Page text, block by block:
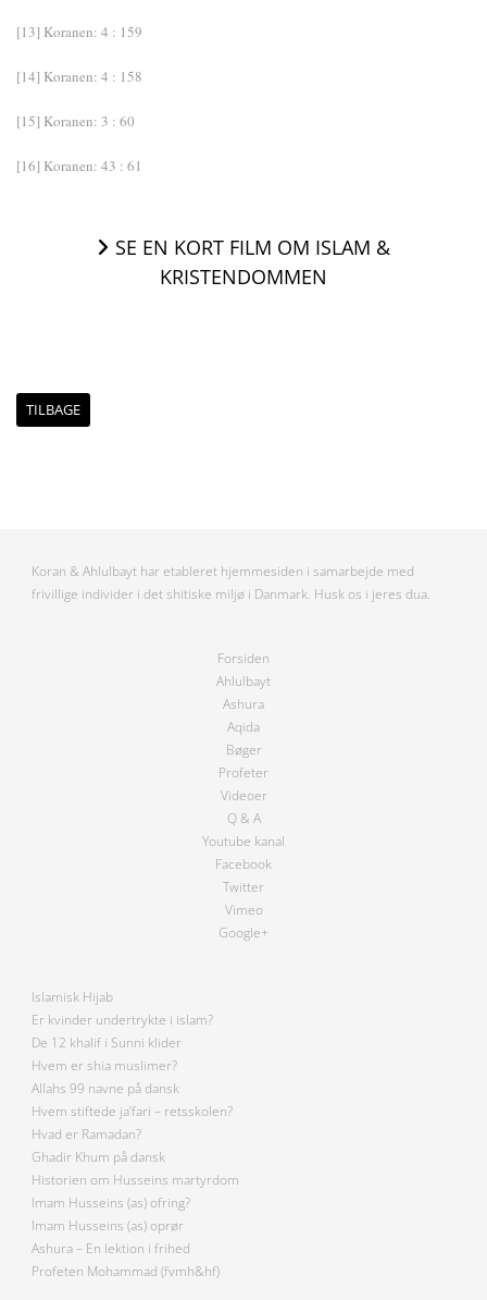
[13] Koranen: 4 : 159
[14] Koranen: 4 : 158
[15] Koranen: 3 : 60
[16] Koranen: 43 : 61
SE EN KORT FILM OM ISLAM &
KRISTENDOMMEN
TILBAGE
Koran & Ahlulbayt har etableret hjemmesiden i samarbejde med
frivillige individer i det shitiske miljø i Danmark. Husk os i jeres dua.
Forsiden
Ahlulbayt
Ashura
Aqida
Bøger
Profeter
Videoer
Q & A
Youtube kanal
Facebook
Twitter
Vimeo
Google+
Islamisk Hijab
Er kvinder undertrykte i islam?
De 12 khalif i Sunni klider
Hvem er shia muslimer?
Allahs 99 navne på dansk
Hvem stiftede ja’fari – retsskolen?
Hvad er Ramadan?
Ghadir Khum på dansk
Historien om Husseins martyrdom
Imam Husseins (as) ofring?
Imam Husseins (as) oprør
Ashura – En lektion i frihed
Profeten Mohammad (fvmh&hf)